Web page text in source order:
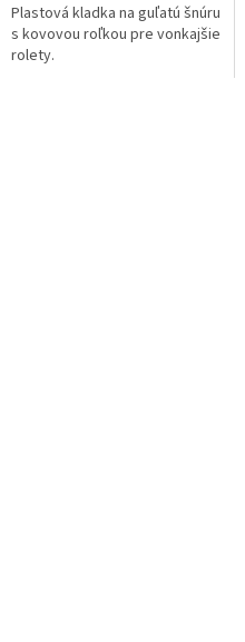
Plastová kladka na guľatú šnúru
s kovovou roľkou pre vonkajšie
rolety.